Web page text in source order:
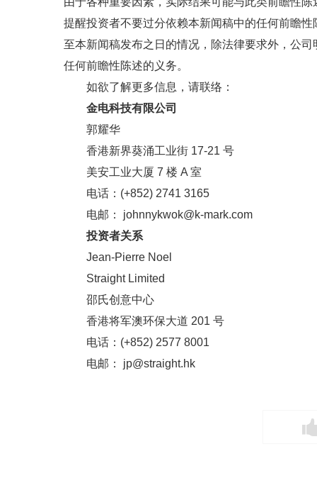
提醒投资者不要过分依赖本新闻稿中的任何前瞻
至本新闻稿发布之日的情况，除法律要求外，公
任何前瞻性陈述的义务。
如欲了解更多信息，请联络：
金电科技有限公司
郭耀华
香港新界葵涌工业街 17-21 号
美安工业大厦 7 楼 A 室
电话：(+852) 2741 3165
电邮： johnnykwok@k-mark.com
投资者关系
Jean-Pierre Noel
Straight Limited
邵氏创意中心
香港将军澳环保大道 201 号
电话：(+852) 2577 8001
电邮： jp@straight.hk